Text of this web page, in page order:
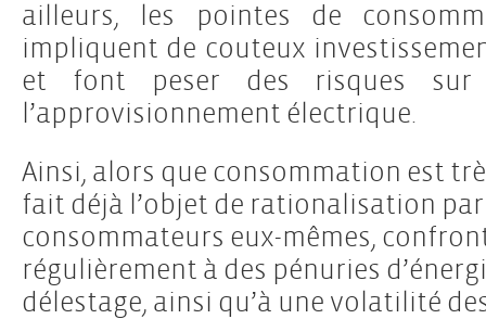
ailleurs, les pointes de
impliquent de couteux
et font peser des risques
l’approvisionnement électrique.
Ainsi, alors que consommation est
fait déjà l’objet de rationalisation
consommateurs eux-mêmes,
régulièrement à des pénuries
délestage, ainsi qu’à une volatilité